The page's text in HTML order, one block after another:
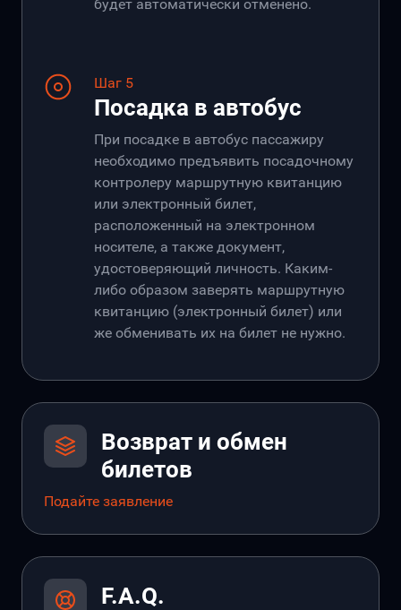
будет автоматически отменено.
Шаг 5
Посадка в автобус
При посадке в автобус пассажиру
необходимо предъявить посадочному
контролеру маршрутную квитанцию
или электронный билет,
расположенный на электронном
носителе, а также документ,
удостоверяющий личность. Каким-
либо образом заверять маршрутную
квитанцию (электронный билет) или
же обменивать их на билет не нужно.
Возврат и обмен
билетов
Подайте заявление
F.A.Q.